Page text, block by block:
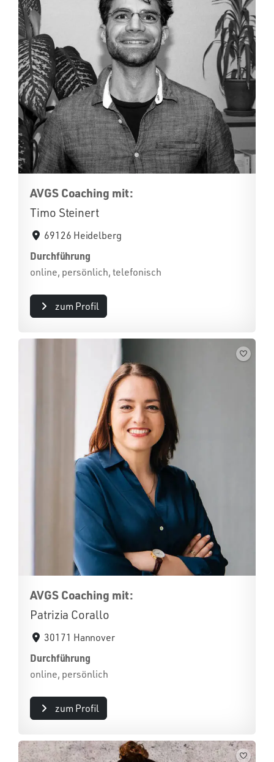
AVGS Coaching mit:
Timo Steinert
69126 Heidelberg
Durchführung
online, persönlich, telefonisch
zum Profil
AVGS Coaching mit:
Patrizia Corallo
30171 Hannover
Durchführung
online, persönlich
zum Profil